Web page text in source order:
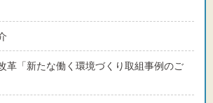
革「新たな働く環境づくり取組事例のご